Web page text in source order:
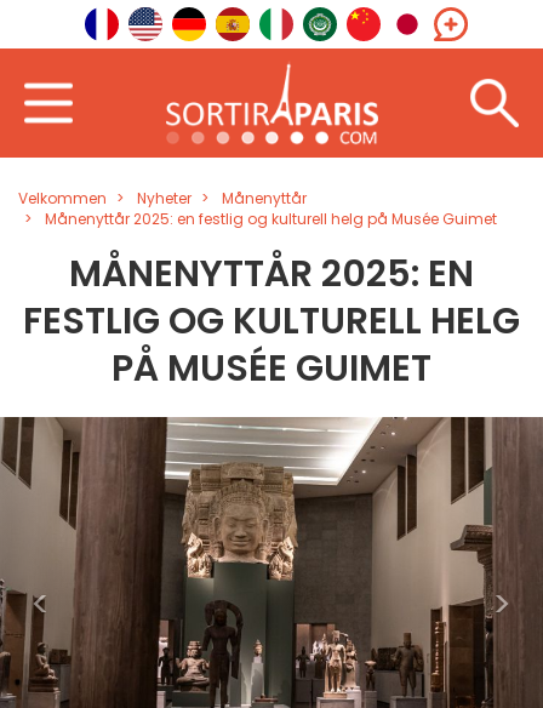
Velkommen Nyheter
Månenyttår
Månenyttår 2025: en festlig og kulturell helg på Musée Guimet
MÅNENYTTÅR 2025: EN
FESTLIG OG KULTURELL HELG
PÅ MUSÉE GUIMET
< >